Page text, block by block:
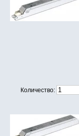
Количество: